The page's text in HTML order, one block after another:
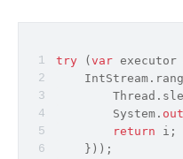
try ( var executor
        System.
out
return i;
    }));